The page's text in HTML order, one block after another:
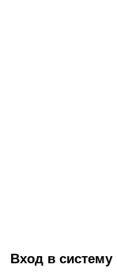
Вход в систему